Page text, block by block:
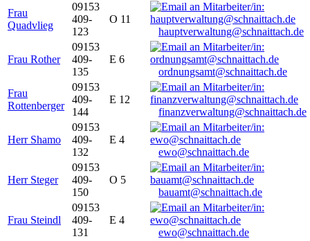
Frau
Quadvlieg
09153
409-
123
O 11
hauptverwaltung@schnaittach.de
Frau Rother
09153
409-
135
E 6
ordnungsamt@schnaittach.de
Frau
Rottenberger
09153
409-
144
E 12
finanzverwaltung@schnaittach.de
Herr Shamo
09153
409-
132
E 4
ewo@schnaittach.de
Herr Steger
09153
409-
150
O 5
bauamt@schnaittach.de
Frau Steindl
09153
409-
131
E 4
ewo@schnaittach.de